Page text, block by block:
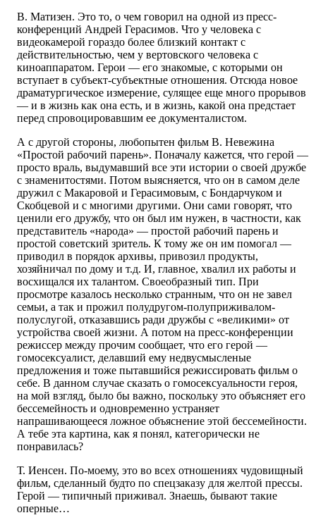
В. Матизен. Это то, о чем говорил на одной из пресс-
конференций Андрей Герасимов. Что у человека с
видеокамерой гораздо более близкий контакт с
действительностью, чем у вертовского человека с
киноаппаратом. Герои — его знакомые, с которыми он
вступает в субъект-субъектные отношения. Отсюда новое
драматургическое измерение, сулящее еще много прорывов
— и в жизнь как она есть, и в жизнь, какой она предстает
перед спровоцировавшим ее документалистом.
А с другой стороны, любопытен фильм В. Невежина
«Простой рабочий парень». Поначалу кажется, что герой —
просто враль, выдумавший все эти истории о своей дружбе
с знаменитостями. Потом выясняется, что он в самом деле
дружил с Макаровой и Герасимовым, с Бондарчуком и
Скобцевой и с многими другими. Они сами говорят, что
ценили его дружбу, что он был им нужен, в частности, как
представитель «народа» — простой рабочий парень и
простой советский зритель. К тому же он им помогал —
приводил в порядок архивы, привозил продукты,
хозяйничал по дому и т.д. И, главное, хвалил их работы и
восхищался их талантом. Своеобразный тип. При
просмотре казалось несколько странным, что он не завел
семьи, а так и прожил полудругом-полуприживалом-
полуслугой, отказавшись ради дружбы с «великими» от
устройства своей жизни. А потом на пресс-конференции
режиссер между прочим сообщает, что его герой —
гомосексуалист, делавший ему недвусмысленые
предложения и тоже пытавшийся режиссировать фильм о
себе. В данном случае сказать о гомосексуальности героя,
на мой взгляд, было бы важно, поскольку это объясняет его
бессемейность и одновременно устраняет
напрашивающееся ложное объяснение этой бессемейности.
А тебе эта картина, как я понял, категорически не
понравилась?
Т. Иенсен. По-моему, это во всех отношениях чудовищный
фильм, сделанный будто по спецзаказу для желтой прессы.
Герой — типичный приживал. Знаешь, бывают такие
оперные…